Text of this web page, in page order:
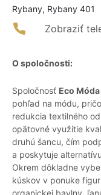
Rybany, Rybany 401
Zobraziť
O spoločnosti:
Spoločnosť Eco
pohľad na módu,
redukcia textilného
opätovné využitie
druhú šancu, čím
a poskytuje
Okrem dôkladne
kúskov v ponuke
organickej bavlny,